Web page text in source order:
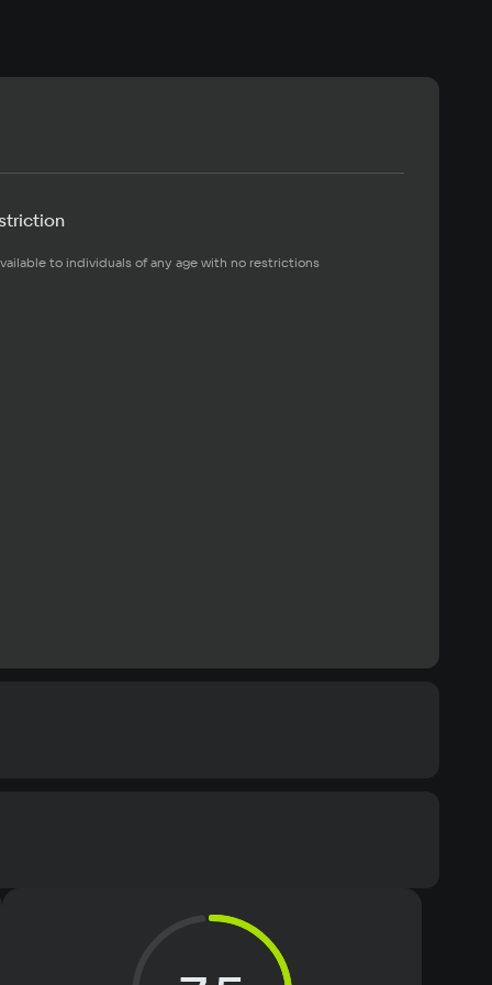
to individuals of any age with no restrictions
Text